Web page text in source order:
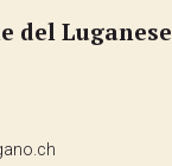
del Luganese